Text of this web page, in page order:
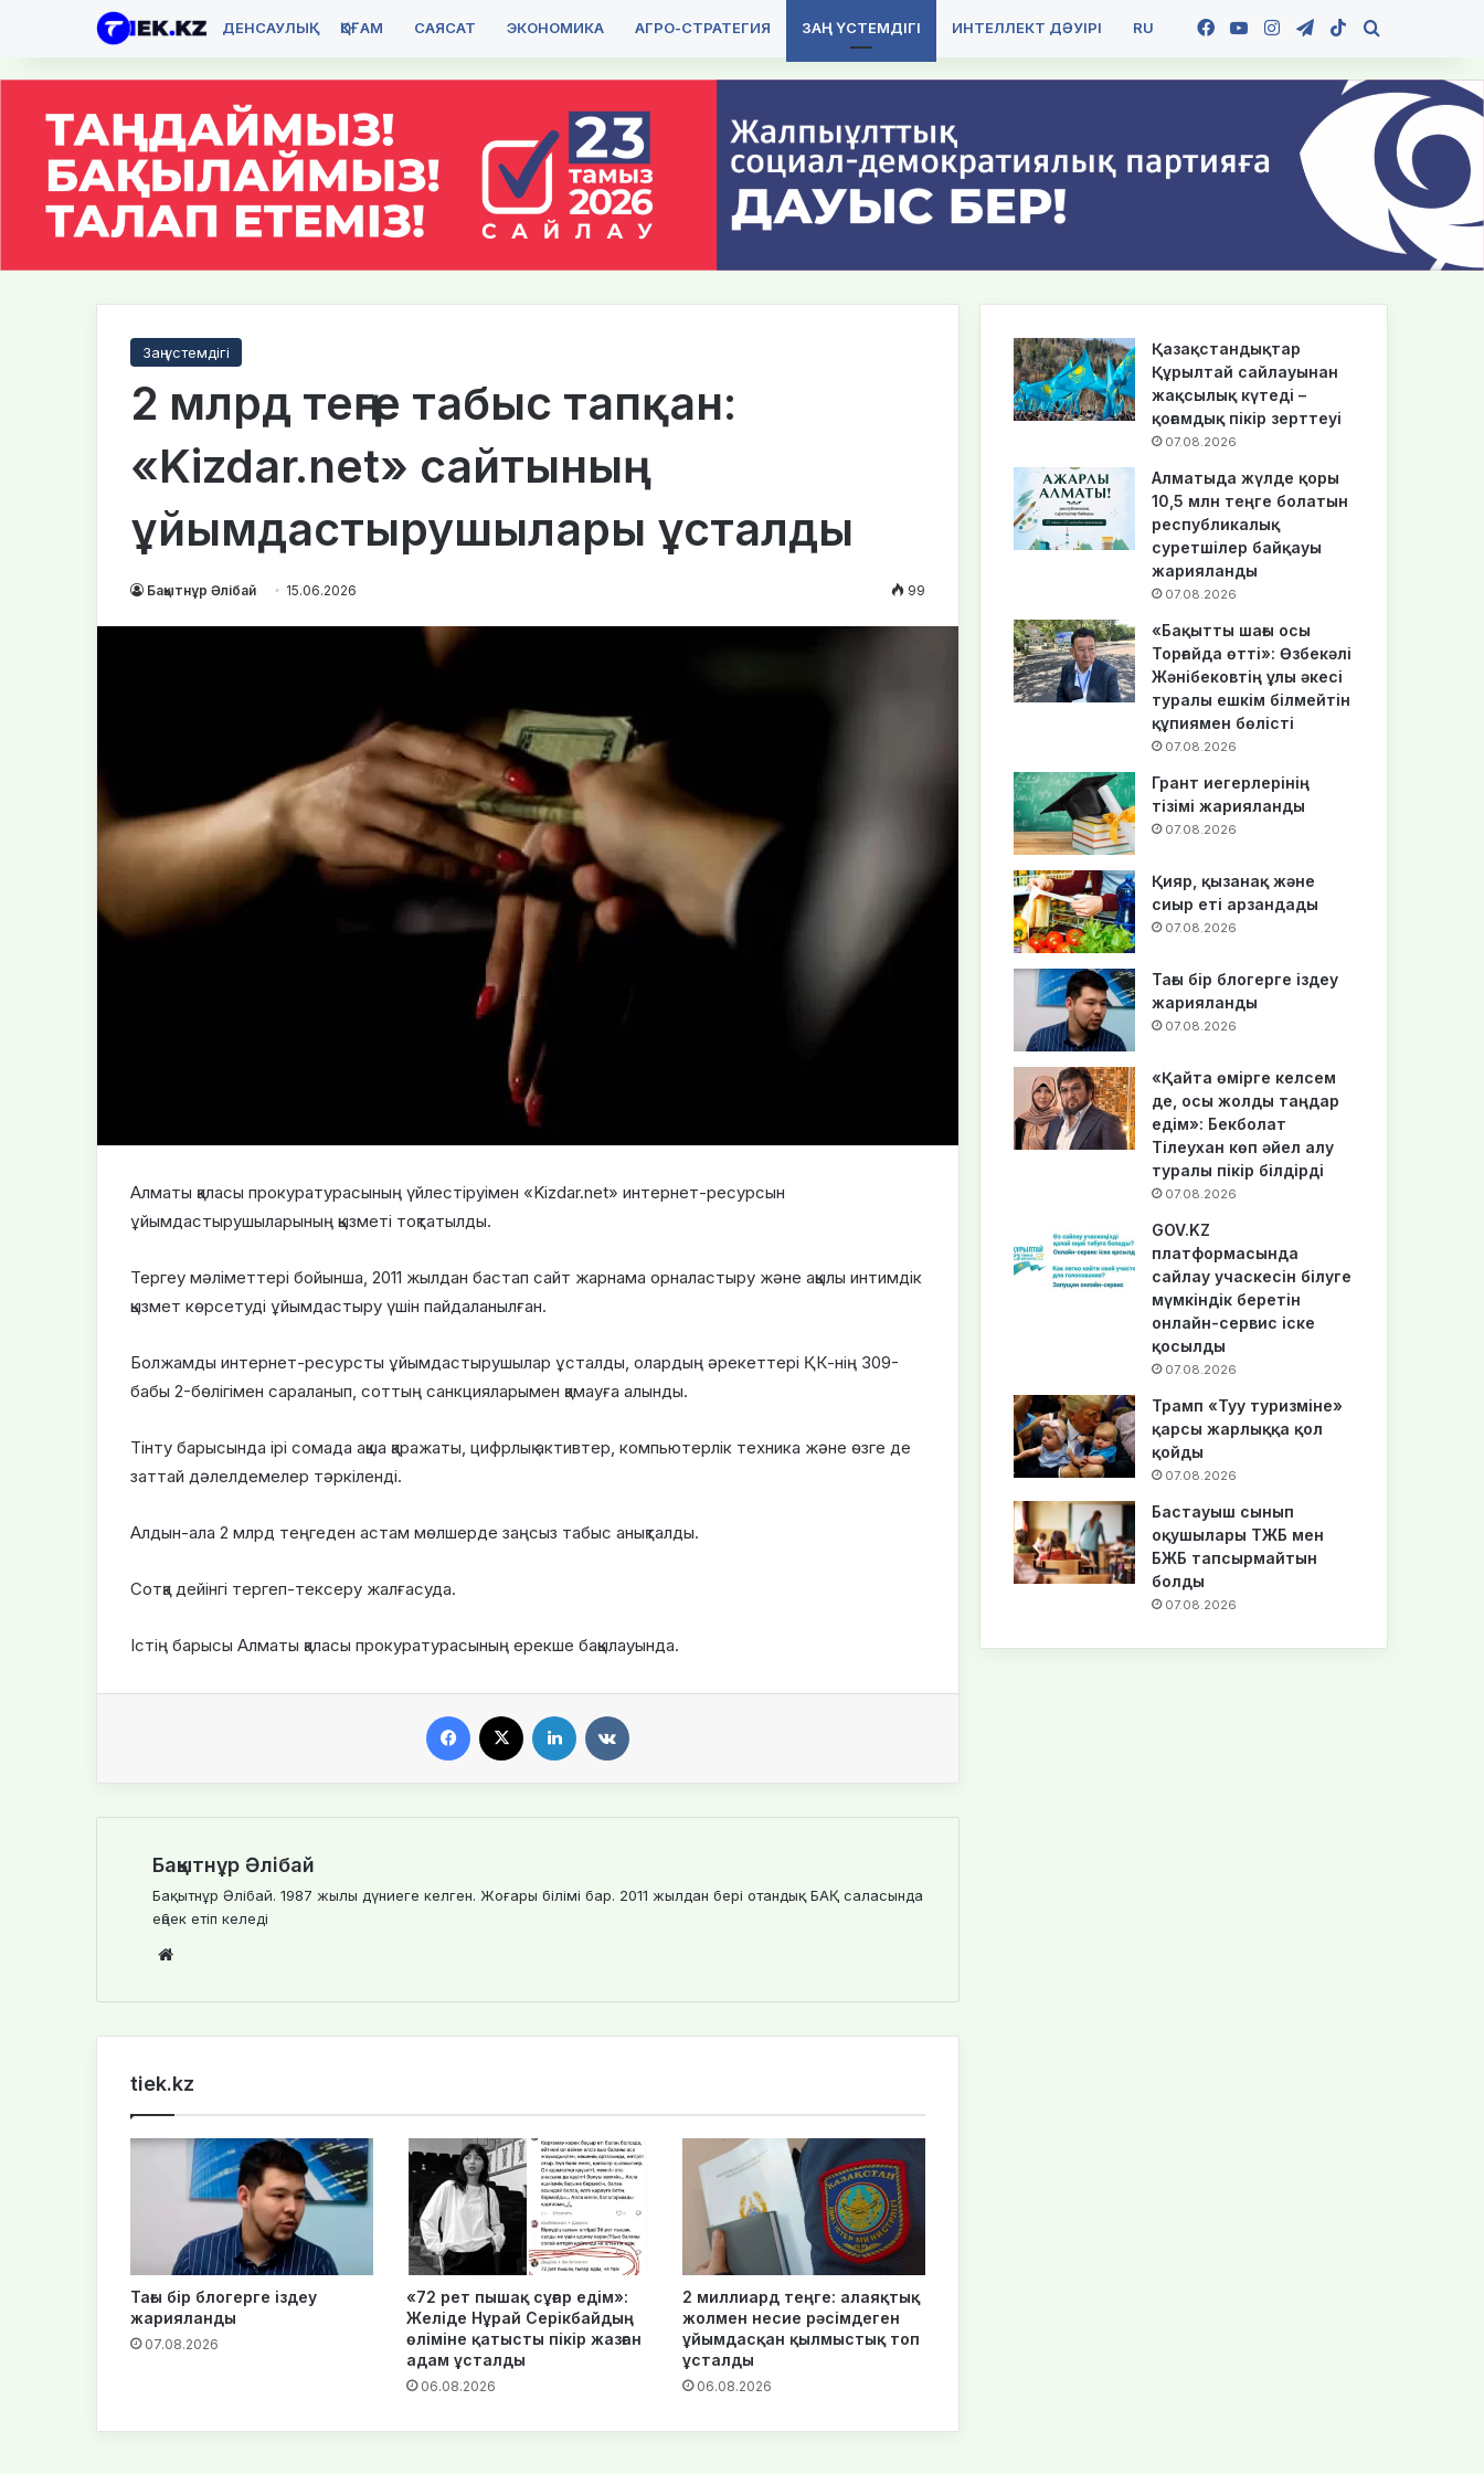
ДЕНСАУЛЫҚ ҚОҒАМ САЯСАТ ЭКОНОМИКА АГРО-СТРАТЕГИЯ ЗАҢ ҮСТЕМДІГІ ИНТЕЛЛЕКТ ДӘУІРІ RU Facebook
YouTubeInstagramTelegram
TikTok
Заң үстемдігі
2 млрд теңге табыс тапқан:
«Kizdar.net» сайтының
ұйымдастырушылары ұсталды
Бақытнұр Әлібай 15.06.2026 99
Алматы қаласы прокуратурасының үйлестіруімен «Kizdar.net» интернет-ресурсын
ұйымдастырушыларының қызметі тоқтатылды.
Тергеу мәліметтері бойынша, 2011 жылдан бастап сайт жарнама орналастыру және ақылы интимдік
қызмет көрсетуді ұйымдастыру үшін пайдаланылған.
Болжамды интернет-ресурсты ұйымдастырушылар ұсталды, олардың әрекеттері ҚК-нің 309-
бабы 2-бөлігімен сараланып, соттың санкцияларымен қамауға алынды.
Тінту барысында ірі сомада ақша қаражаты, цифрлық активтер, компьютерлік техника және өзге де
заттай дәлелдемелер тәркіленді.
Алдын-ала 2 млрд теңгеден астам мөлшерде заңсыз табыс анықталды.
Сотқа дейінгі тергеп-тексеру жалғасуда.
Істің барысы Алматы қаласы прокуратурасының ерекше бақылауында.
Бақытнұр Әлібай
Бақытнұр Әлібай. 1987 жылы дүниеге келген. Жоғары білімі бар. 2011 жылдан бері отандық БАҚ саласында
еңбек етіп келеді
te
tiek.kz
Тағы бір блогерге іздеу
жарияланды
07.08.2026
«72 рет пышақ сұғар едім»:
Желіде Нұрай Серікбайдың
өліміне қатысты пікір жазған
адам ұсталды
06.08.2026
2 миллиард теңге: алаяқтық
жолмен несие рәсімдеген
ұйымдасқан қылмыстық топ
ұсталды
06.08.2026
Қазақстандықтар
Құрылтай сайлауынан
жақсылық күтеді –
қоғамдық пікір зерттеуі
07.08.2026
Алматыда жүлде қоры
10,5 млн теңге болатын
республикалық
суретшілер байқауы
жарияланды
07.08.2026
«Бақытты шағы осы
Торғайда өтті»: Өзбекәлі
Жәнібековтің ұлы әкесі
туралы ешкім білмейтін
құпиямен бөлісті
07.08.2026
Грант иегерлерінің
тізімі жарияланды
07.08.2026
Қияр, қызанақ және
сиыр еті арзандады
07.08.2026
Тағы бір блогерге іздеу
жарияланды
07.08.2026
«Қайта өмірге келсем
де, осы жолды таңдар
едім»: Бекболат
Тілеухан көп әйел алу
туралы пікір білдірді
07.08.2026
GOV.KZ
платформасында
сайлау учаскесін білуге
мүмкіндік беретін
онлайн-сервис іске
қосылды
07.08.2026
Трамп «Туу туризміне»
қарсы жарлыққа қол
қойды
07.08.2026
Бастауыш сынып
оқушылары ТЖБ мен
БЖБ тапсырмайтын
болды
07.08.2026